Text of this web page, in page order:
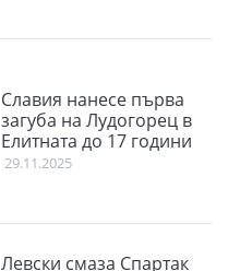
Славия нанесе първа
загуба на Лудогорец в
Елитната до 17 години
29.11.2025
Левски смаза Спартак